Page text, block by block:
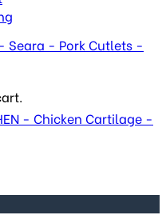
₫.
Seara - Pork Cutlets -
- Chicken Cartilage -